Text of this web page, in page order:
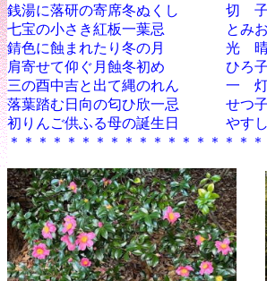
銭湯に落研の寄席冬ぬくし 切 子
七宝の小さき紅板一葉忌 とみお
錆色に蝕まれたり冬の月 光
肩寄せて仰ぐ月蝕冬初め ひ
三の酉中吉と出て縄のれん 一
落葉踏む日向の匂ひ欣一忌 せつ子
初りんご供ふる母の誕生日 やすし
＊＊＊＊＊＊＊＊＊＊＊＊＊＊＊＊＊